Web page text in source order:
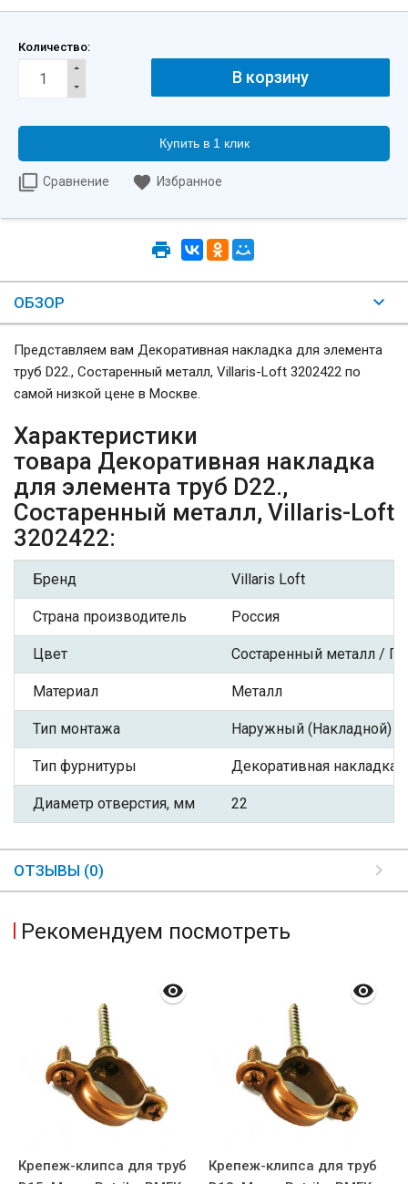
Количество:
Купить в 1 клик
Сравнение Избранное
ОБЗОР
Представляем вам Декоративная накладка для элемента
труб D22., Состаренный металл, Villaris-Loft 3202422 по
самой низкой цене в Москве.
Характеристики
товара Декоративная накладка
для элемента труб D22.,
Состаренный металл, Villaris-Loft
3202422:
Бренд Villaris Loft
Страна производитель Россия
Цвет Состаренный металл /
Материал Металл
Тип монтажа Наружный (Накладной)
Тип фурнитуры Декоративная накладка
Диаметр отверстия, мм 22
ОТЗЫВЫ (0)
Рекомендуем посмотреть
Крепеж-клипса для труб
Крепеж-клипса для труб